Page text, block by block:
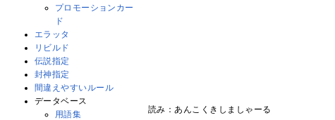
読み：あんこくきしましゃーる
プロモーションカー
ド
エラッタ
リビルド
伝説指定
封神指定
間違えやすいルール
データベース
用語集